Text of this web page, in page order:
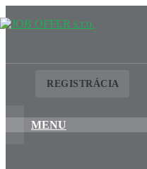
REGISTRÁCIA
MENU